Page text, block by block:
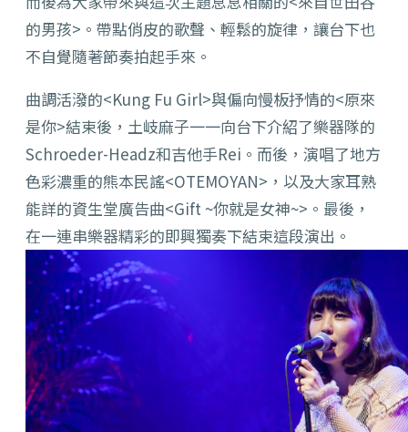
的男孩>。帶點俏皮的歌聲、輕鬆的旋律，讓台下也
不自覺隨著節奏拍起手來。
曲調活潑的<Kung Fu Girl>與偏向慢板抒情的<原來
是你>結束後，土岐麻子一一向台下介紹了樂器隊的
Schroeder-Headz和吉他手Rei。而後，演唱了地方
色彩濃重的熊本民謠<OTEMOYAN>，以及大家耳熟
能詳的資生堂廣告曲<Gift ~你就是女神~>。最後，
在一連串樂器精彩的即興獨奏下結束這段演出。